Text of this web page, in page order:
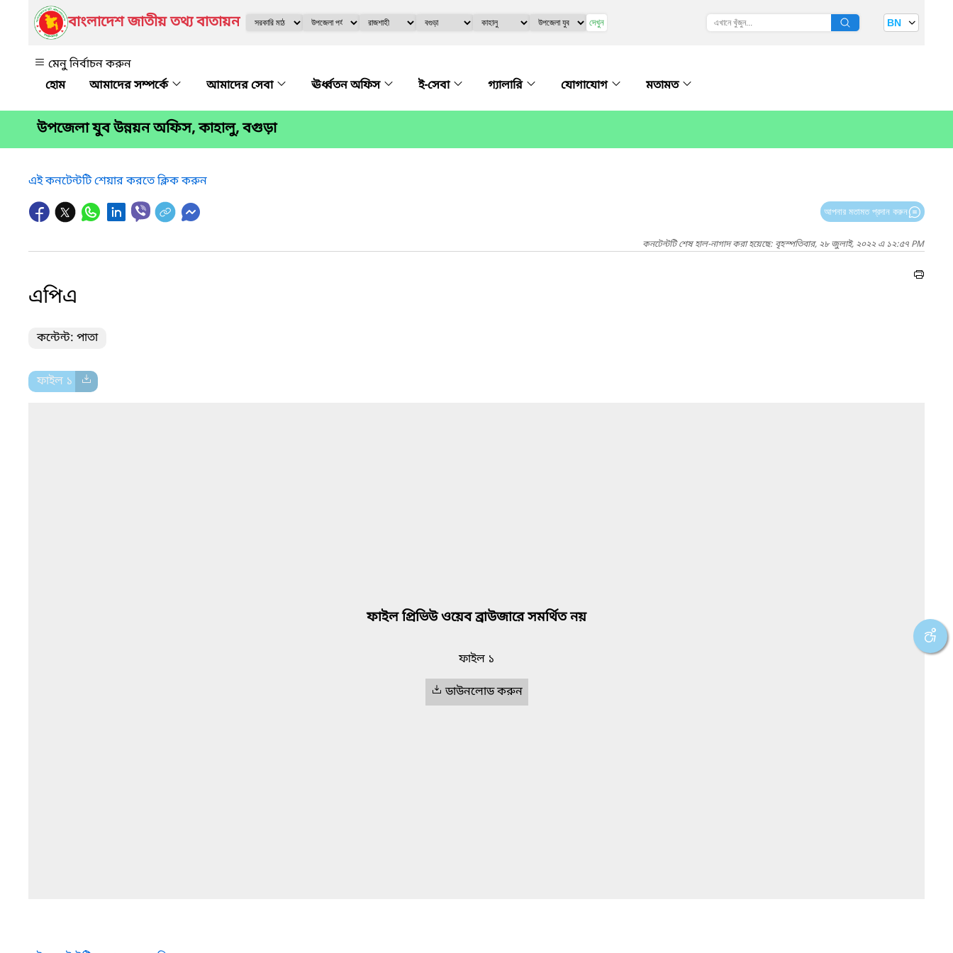
বাংলাদেশ জাতীয় তথ্য বাতায়ন দেখুন BN
মেনু নির্বাচন করুন
আমাদের সম্পর্কে
আমাদের সেবা ঊর্ধ্বতন অফিস ই-সেবা গ্যালারি যোগাযোগ মতামত
উপজেলা যুব উন্নয়ন অফিস, কাহালু, বগুড়া
এই কনটেন্টটি শেয়ার করতে ক্লিক করুন
আপনার মতামত প্রদান করুন
কনটেন্টটি শেষ হাল-নাগাদ করা হয়েছে: বৃহস্পতিবার, ২৮ জুলাই, ২০২২ এ ১২:৫৭ PM
এপিএ
কন্টেন্ট: পাতা
ফাইল ১
ফাইল প্রিভিউ ওয়েব ব্রাউজারে সমর্থিত নয়
ফাইল ১
ডাউনলোড করুন